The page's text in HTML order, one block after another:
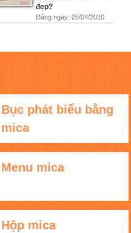
đẹp?
Đăng ngày: 25/04/2020
Bục phát biểu bằng
mica
Menu mica
Hộp mica